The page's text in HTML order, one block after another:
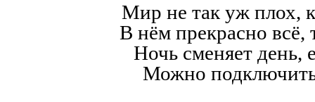
Мир не так уж плох,
В нём прекрасно всё,
Ночь сменяет день,
Можно